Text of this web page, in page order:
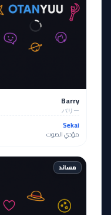
Barry
バリー
Sekai
مؤدي الصوت
مساند